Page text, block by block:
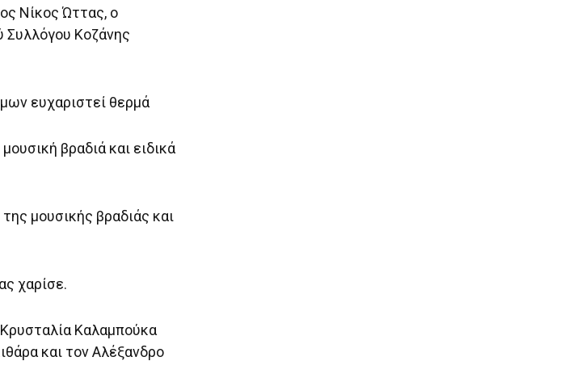
Νίκος Ώττας, ο
Συλλόγου Κοζάνης
ευχαριστεί θερμά
βραδιά και ειδικά
μουσικής βραδιάς και
χαρίσε.
Καλαμπούκα
και τον Αλέξανδρο